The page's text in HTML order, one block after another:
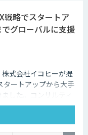
戦略でスタートア
グローバルに支援
式会社イコヒーが提
タートアップから大手
した。コンサルティ
ストップで支援しま